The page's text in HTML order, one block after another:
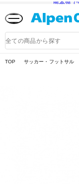
熊本県で
品
検
TOP サッカー・フットサル